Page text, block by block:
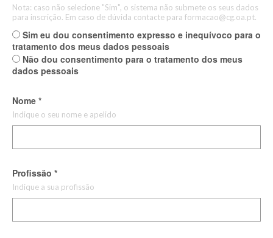
Nota: caso não selecione "Sim", o sistema não submete os seus dados
para inscrição. Em caso de dúvida contacte para formacao@cg.oa.pt.
Sim eu dou consentimento expresso e inequívoco para o
tratamento dos meus dados pessoais
Não dou consentimento para o tratamento dos meus
dados pessoais
Nome *
Indique o seu nome e apelido
Profissão *
Indique a sua profissão